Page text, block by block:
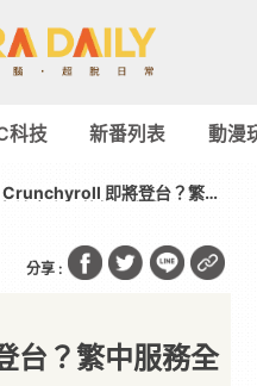
科技 新番列表 動漫
即將登台？繁中
分享 :
？繁中服務全